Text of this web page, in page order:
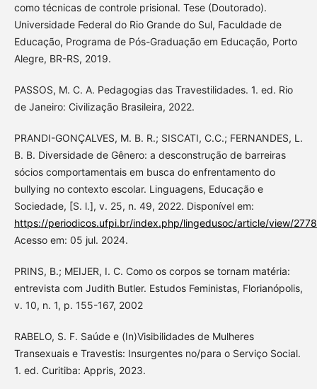
como técnicas de controle prisional. Tese (Doutorado).
Universidade Federal do Rio Grande do Sul, Faculdade de
Educação, Programa de Pós-Graduação em Educação, Porto
Alegre, BR-RS, 2019.
PASSOS, M. C. A. Pedagogias das Travestilidades. 1. ed. Rio
de Janeiro: Civilização Brasileira, 2022.
PRANDI-GONÇALVES, M. B. R.; SISCATI, C.C.; FERNANDES, L.
B. B. Diversidade de Gênero: a desconstrução de barreiras
sócios comportamentais em busca do enfrentamento do
bullying no contexto escolar. Linguagens, Educação e
Sociedade, [S. l.], v. 25, n. 49, 2022. Disponível em:
https://periodicos.ufpi.br/index.php/lingedusoc/article/view/2778
Acesso em: 05 jul. 2024.
PRINS, B.; MEIJER, I. C. Como os corpos se tornam matéria:
entrevista com Judith Butler. Estudos Feministas, Florianópolis,
v. 10, n. 1, p. 155-167, 2002
RABELO, S. F. Saúde e (In)Visibilidades de Mulheres
Transexuais e Travestis: Insurgentes no/para o Serviço Social.
1. ed. Curitiba: Appris, 2023.